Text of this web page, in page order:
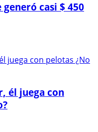
generó casi $ 450
él juega con